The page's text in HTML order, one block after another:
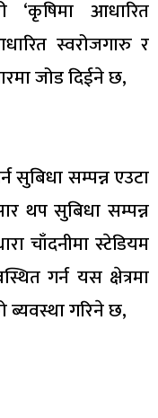
‘कृषिमा आधारित
स्वरोजगारु र
जोड दिईने छ,
सुबिधा सम्पन्न एउटा
थप सुबिधा सम्पन्न
चाँदनीमा स्टेडियम
गर्न यस क्षेत्रमा
ब्यवस्था गरिने छ,